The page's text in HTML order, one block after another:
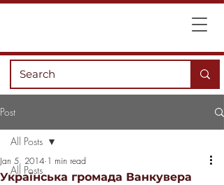
Post
All Posts
All Posts
Українська громада Ванкувера
Jan 5, 2014 1 min read